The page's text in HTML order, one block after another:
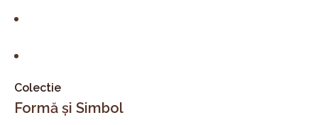
Colectie
Formă și Simbol